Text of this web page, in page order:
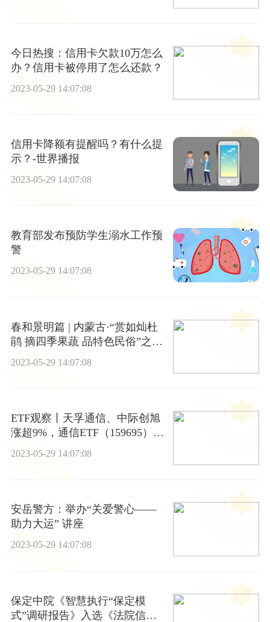
今日热搜：信用卡欠款10万怎么
办？信用卡被停用了怎么还款？
2023-05-29 14:07:08
信用卡降额有提醒吗？有什么提
示？-世界播报
2023-05-29 14:07:08
教育部发布预防学生溺水工作预
警
2023-05-29 14:07:08
春和景明篇 | 内蒙古·“赏如灿杜
鹃 摘四季果蔬 品特色民俗”之旅
2023-05-29 14:07:08
ETF观察丨天孚通信、中际创旭
涨超9%，通信ETF（159695）四
连涨
2023-05-29 14:07:08
安岳警方：举办“关爱警心——
助力大运” 讲座
2023-05-29 14:07:08
保定中院《智慧执行“保定模
式”调研报告》入选《法院信息